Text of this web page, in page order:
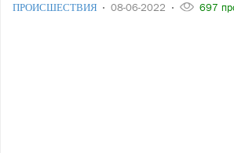
ПРОИСШЕСТВИЯ 08-06-2022 697